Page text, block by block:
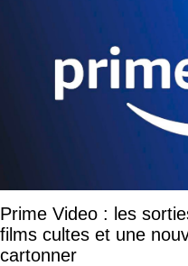
Prime Video : les
films cultes et une
cartonner